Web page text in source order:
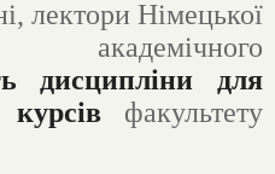
лектори Німецької
дисципліни для
факультету